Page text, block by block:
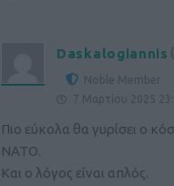
Daskalogiannis
Noble Member
7 Μαρτίου 2025
Πιο εύκολα θα γυρίσει ο
ΝΑΤΟ.
Και ο λόγος είναι απλός.